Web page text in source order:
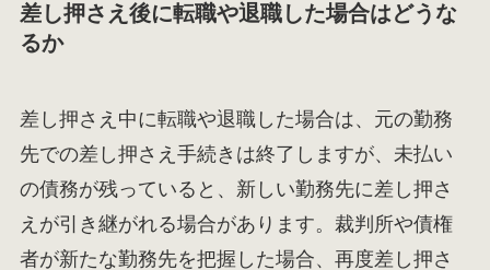
差し押さえ後に転職や退職した場合はどうな
るか
差し押さえ中に転職や退職した場合は、元の勤務
先での差し押さえ手続きは終了しますが、未払い
の債務が残っていると、新しい勤務先に差し押さ
えが引き継がれる場合があります。裁判所や債権
者が新たな勤務先を把握した場合、再度差し押さ